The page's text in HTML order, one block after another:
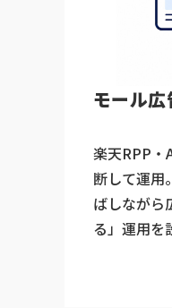
モール広
楽天RPP・
断して運用
ばしながら
る」運用を